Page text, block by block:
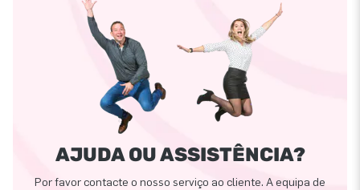
AJUDA OU ASSISTÊNCIA?
Por favor contacte o nosso serviço ao cliente. A equipa de